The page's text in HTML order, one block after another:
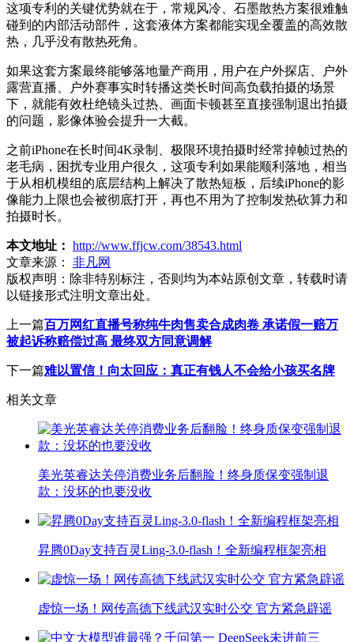
这项专利的关键优势就在于，常规风冷、石墨散热方案很难触
碰到的内部活动部件，这套液体方案都能实现全覆盖的高效散
热，几乎没有散热死角。
如果这套方案最终能够落地量产商用，用户在户外探店、户外
露营直播、户外赛事实时转播这类长时间高负载拍摄的场景
下，就能有效杜绝镜头过热、画面卡顿甚至直接强制退出拍摄
的问题，影像体验会提升一大截。
之前iPhone在长时间4K录制、极限环境拍摄时经常掉帧过热的
老毛病，困扰专业用户很久，这项专利如果能顺利落地，相当
于从相机模组的底层结构上解决了散热短板，后续iPhone的影
像能力上限也会被彻底打开，再也不用为了控制发热砍算力和
拍摄时长。
本文地址： http://www.ffjcw.com/38543.html
文章来源：
非凡网
版权声明： 除非特别标注，否则均为本站原创文章，转载时请
以链接形式注明文章出处。
上一篇百万网红直播号称纯牛肉售卖合成肉卷 承诺假一赔万
被起诉称赔偿过高 最终双方同意调解
下一篇难以置信！向太回应：真正有钱人不会给小孩买名牌
相关文章
美光英睿达关停消费业务后翻脸！终身质保变强制退
款：没坏的也要没收
昇腾0Day支持百灵Ling-3.0-flash！全新编程框架亮相
虚惊一场！网传高德下线武汉实时公交 官方紧急辟谣